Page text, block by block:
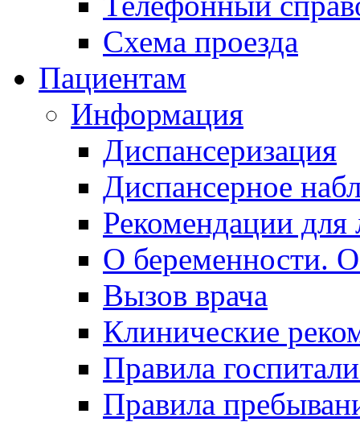
Схема проезда
Пациентам
Информация
Диспансеризация
Диспансерное
Рекомендации для
О беременности.
Вызов врача
Клинические
Правила
Правила